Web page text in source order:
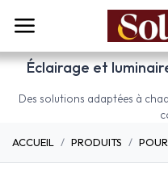
Se rendre au contenu
Éclairage et
Des solutions adaptées à
ACCUEIL PRODUITS